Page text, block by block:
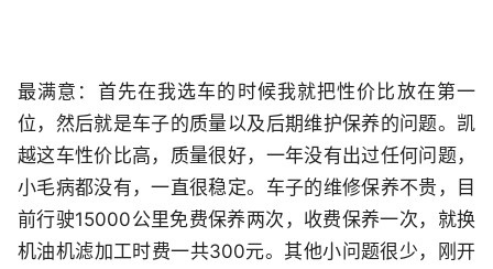
最满意：首先在我选车的时候我就把性价比放在第一
位，然后就是车子的质量以及后期维护保养的问题。凯
越这车性价比高，质量很好，一年没有出过任何问题，
小毛病都没有，一直很稳定。车子的维修保养不贵，目
前行驶15000公里免费保养两次，收费保养一次，就换
机油机滤加工时费一共300元。其他小问题很少，刚开